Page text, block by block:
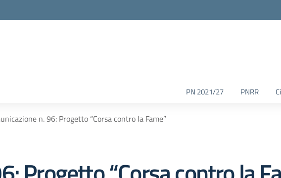
PN 2021/27 PNRR
n. 96: Progetto “Corsa contro la Fame”